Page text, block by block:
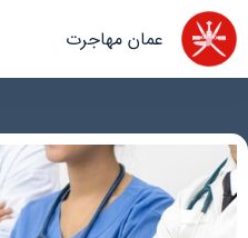
پرش
به
محتوا
عمان مهاجرت